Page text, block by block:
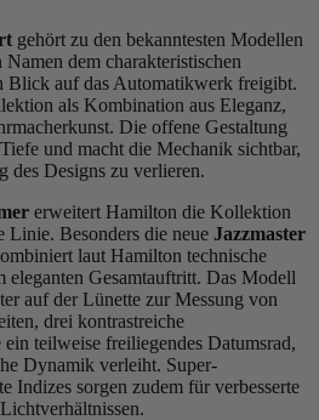
gehört zu den bekanntesten Modellen
dem charakteristischen
Blick auf das Automatikwerk freigibt.
als Kombination aus Eleganz,
Die offene Gestaltung
und macht die Mechanik sichtbar,
des Designs zu verlieren.
erweitert Hamilton die Kollektion
Linie. Besonders die neue Jazzmaster
laut Hamilton technische
eleganten Gesamtauftritt. Das Modell
auf der Lünette zur Messung von
drei kontrastreiche
teilweise freiliegendes Datumsrad,
Dynamik verleiht. Super-
sorgen zudem für verbesserte